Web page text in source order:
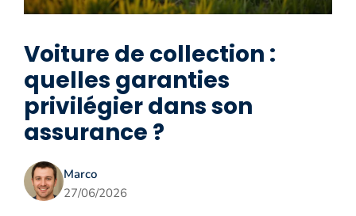
Voiture de collection :
quelles garanties
privilégier dans son
assurance ?
Marco
27/06/2026